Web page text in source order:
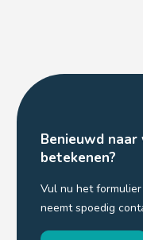
Benieuwd
betekenen?
Vul nu het
neemt spoedig